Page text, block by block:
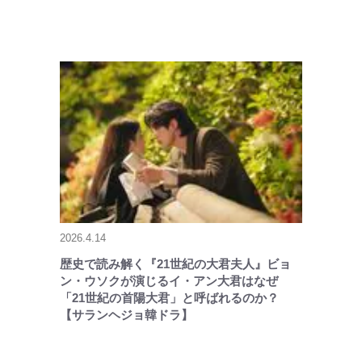
2026.4.14
歴史で読み解く『21世紀の大君夫人』ビョ
ン・ウソクが演じるイ・アン大君はなぜ
「21世紀の首陽大君」と呼ばれるのか？
【サランヘジョ韓ドラ】